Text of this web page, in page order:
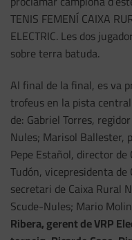
TENIS FEMENÍ CAIXA
ELECTRIC. Les dos
sobre terra batuda.
Al final de la final, es va
trofeus en la pista
de: Gabriel Torres,
Nules; Marisol Ballester,
Pepe Estañol, director
Tudón, vicepresidenta
secretari de Caixa Rural
Scude-Nules; Mario
Ribera, gerent de VRP